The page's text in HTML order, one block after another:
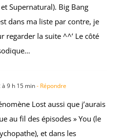
Supernatural). Big Bang
dans ma liste par contre, je
regarder la suite ^^’ Le côté
9 h 15 min- Répondre
Lost aussi que j’aurais
au fil des épisodes » You (le
et dans les